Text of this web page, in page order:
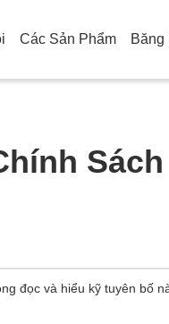
Các Sản Phẩm Băng
đọc và hiểu kỹ tuyên bố